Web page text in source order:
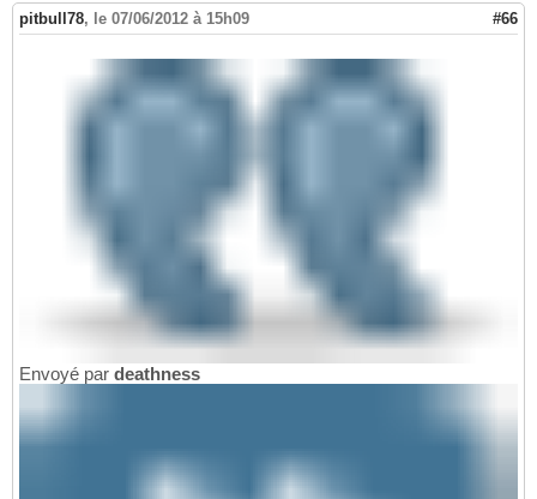
pitbull78, le 07/06/2012 à 15h09 #66
Envoyé par deathness